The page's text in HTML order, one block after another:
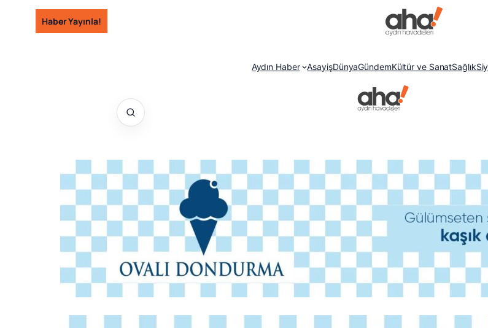
İçeriğeHaber Yayınla!
Aydın Haber AsayişDünyaGündemKültür ve SanatSağlık